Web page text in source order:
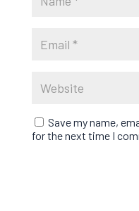
Save my name,
for the next time I